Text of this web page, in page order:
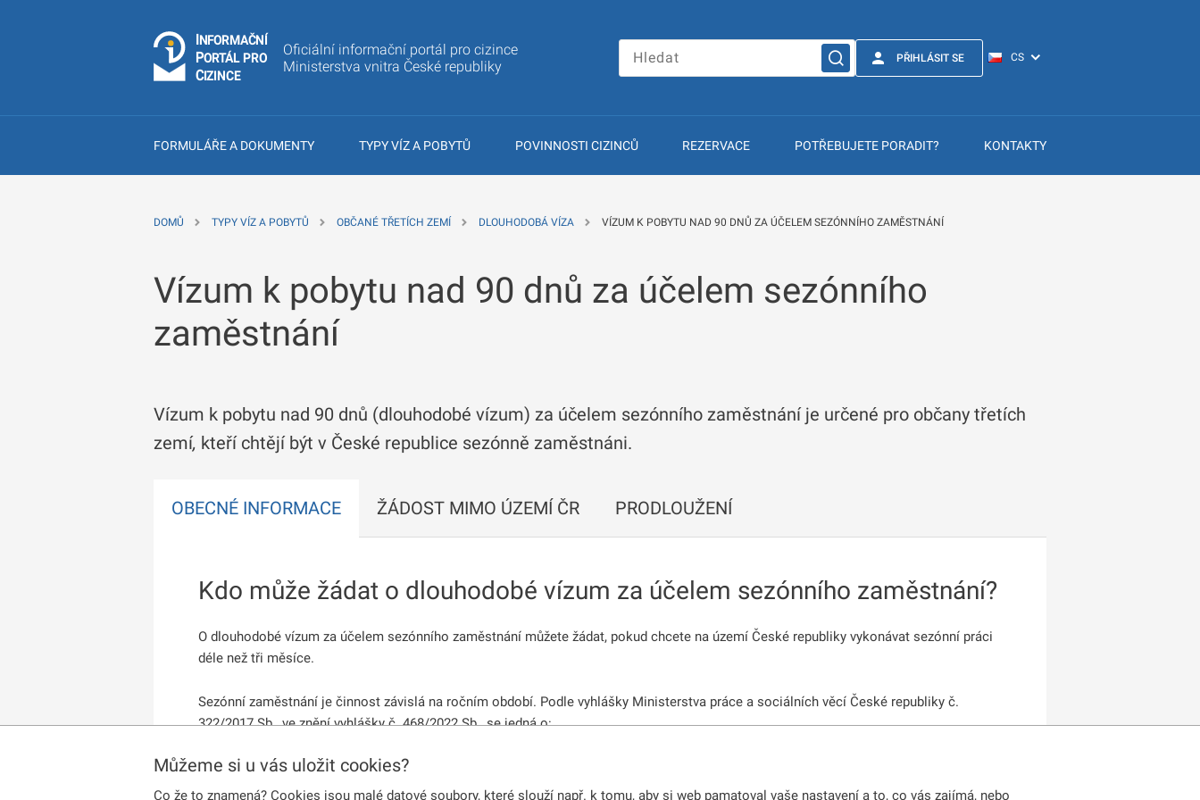
INFORMAČNÍ
PORTÁL PRO
CIZINCE
Oficiální informační portál pro cizince
Ministerstva vnitra České republiky
PŘIHLÁSIT SE
FORMULÁŘE A DOKUMENTY TYPY VÍZ A POBYTŮ POVINNOSTI CIZINCŮ REZERVACE POTŘEBUJETE PORADIT? KONTAKTY
Můžeme si u vás uložit cookies?
Co že to znamená? Cookies jsou malé datové soubory, které slouží např. k tomu, aby si web pamatoval vaše nastavení a to, co vás zajímá, nebo
DOMŮ TYPY VÍZ A POBYTŮ OBČANÉ TŘETÍCH ZEMÍ DLOUHODOBÁ VÍZA VÍZUM K POBYTU NAD 90 DNŮ ZA ÚČELEM SEZÓNNÍHO ZAMĚSTNÁNÍ
Vízum k pobytu nad 90 dnů za účelem sezónního
zaměstnání
Vízum k pobytu nad 90 dnů (dlouhodobé vízum) za účelem sezónního zaměstnání je určené pro občany třetích
zemí, kteří chtějí být v České republice sezónně zaměstnáni.
OBECNÉ INFORMACE ŽÁDOST MIMO ÚZEMÍ ČR PRODLOUŽENÍ
Kdo může žádat o dlouhodobé vízum za účelem sezónního zaměstnání?
O dlouhodobé vízum za účelem sezónního zaměstnání můžete žádat, pokud chcete na území České republiky vykonávat sezónní práci
déle než tři měsíce.
Sezónní zaměstnání je činnost závislá na ročním období. Podle vyhlášky Ministerstva práce a sociálních věcí České republiky č.
322/2017 Sb., ve znění vyhlášky č. 468/2022 Sb., se jedná o:
Rostlinnou a živočišnou výrobu, myslivost a související činnosti
Lesnictví a těžbu dřeva